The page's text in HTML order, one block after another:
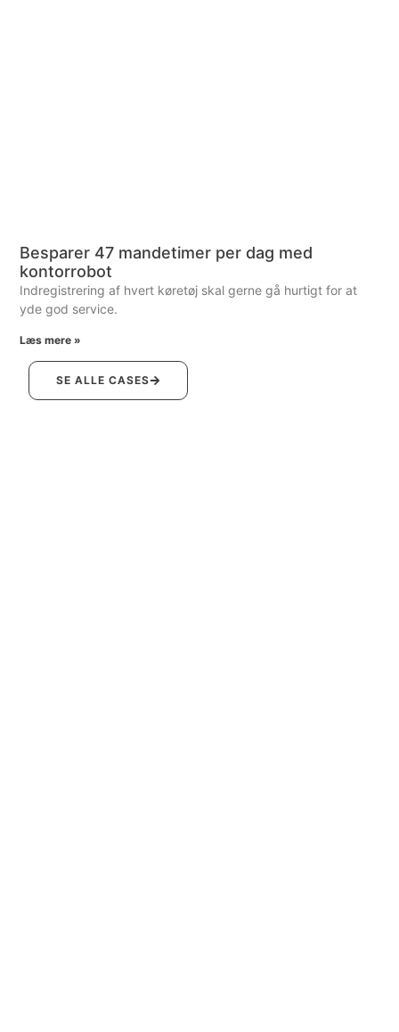
Besparer 47 mandetimer per dag med
kontorrobot
Indregistrering af hvert køretøj skal gerne gå hurtigt for at
yde god service.
Læs mere »
SE ALLE CASES